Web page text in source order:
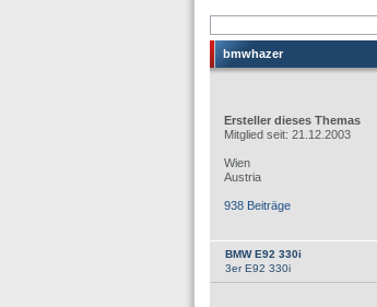
bmwhazer
Ersteller dieses Themas
Mitglied seit: 21.12.2003
Wien
Austria
938 Beiträge
BMW E92 330i
3er E92 330i